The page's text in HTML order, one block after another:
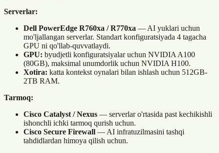
Serverlar:
Dell PowerEdge R760xa / R770xa — AI yuklari uchun
mo'ljallangan serverlar. Standart konfiguratsiyada 4 tagacha
GPU ni qo'llab-quvvatlaydi.
GPU: byudjetli konfiguratsiyalar uchun NVIDIA A100
(80GB), maksimal unumdorlik uchun NVIDIA H100.
Xotira: katta kontekst oynalari bilan ishlash uchun 512GB-
2TB RAM.
Tarmoq:
Cisco Catalyst / Nexus — serverlar o'rtasida past kechikishli
ishonchli ichki tarmoq qurish uchun.
Cisco Secure Firewall — AI infratuzilmasini tashqi
tahdidlardan himoya qilish uchun.